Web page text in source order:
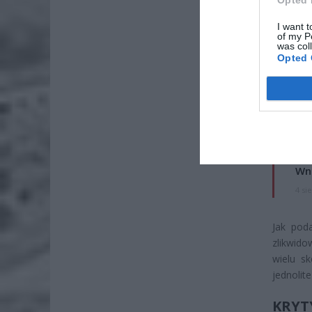
I want
of my
was
Opted
Jak
wielu